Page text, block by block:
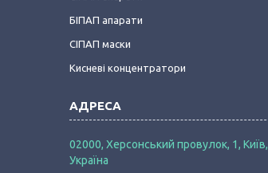
БІПАП апарати
СІПАП маски
Кисневі концентратори
02000, Херсонський провулок, 1, Київ,
Україна